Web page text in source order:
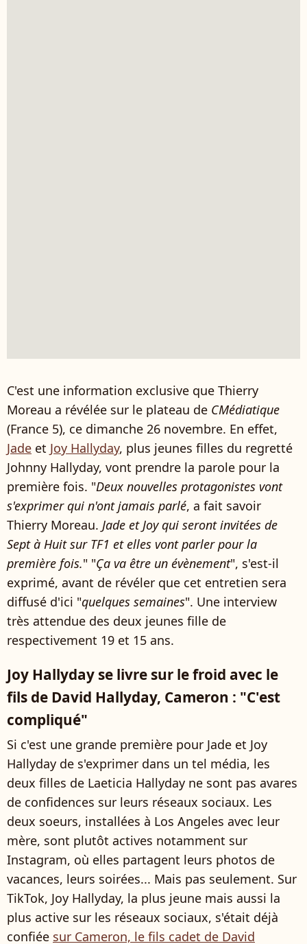
C'est une information exclusive que Thierry
Moreau a révélée sur le plateau de CMédiatique
(France 5), ce dimanche 26 novembre. En effet,
Jade et Joy Hallyday, plus jeunes filles du regretté
Johnny Hallyday, vont prendre la parole pour la
première fois. "Deux nouvelles protagonistes vont
s'exprimer qui n'ont jamais parlé, a fait savoir
Thierry Moreau. Jade et Joy qui seront invitées de
Sept à Huit sur TF1 et elles vont parler pour la
première fois." "Ça va être un évènement", s'est-il
exprimé, avant de révéler que cet entretien sera
diffusé d'ici "quelques semaines". Une interview
très attendue des deux jeunes fille de
respectivement 19 et 15 ans.
Joy Hallyday se livre sur le froid avec le
fils de David Hallyday, Cameron : "C'est
compliqué"
Si c'est une grande première pour Jade et Joy
Hallyday de s'exprimer dans un tel média, les
deux filles de Laeticia Hallyday ne sont pas avares
de confidences sur leurs réseaux sociaux. Les
deux soeurs, installées à Los Angeles avec leur
mère, sont plutôt actives notamment sur
Instagram, où elles partagent leurs photos de
vacances, leurs soirées... Mais pas seulement. Sur
TikTok, Joy Hallyday, la plus jeune mais aussi la
plus active sur les réseaux sociaux, s'était déjà
confiée sur Cameron, le fils cadet de David